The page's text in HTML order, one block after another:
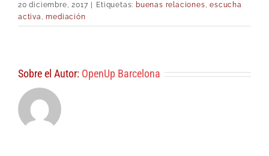
20 diciembre, 2017 Etiquetas: buenas relaciones,escucha
activa ,mediación
Sobre el Autor: OpenUp Barcelona